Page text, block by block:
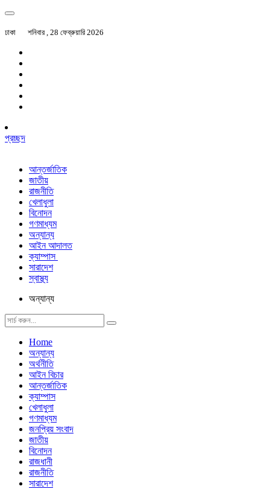
ঢাকা শনিবার , 28 ফেব্রুয়ারি 2026
প্রচ্ছদ
আন্তর্জাতিক
জাতীয়
রাজনীতি
খেলাধুলা
বিনোদন
গণমাধ্যম
অন্যান্য
আইন আদালত
ক্যাম্পাস
সারাদেশ
স্বাস্থ্য
অন্যান্য
Home
অন্যান্য
অর্থনীতি
আইন বিচার
আন্তর্জাতিক
ক্যাম্পাস
খেলাধুলা
গণমাধ্যম
জনপ্রিয় সংবাদ
জাতীয়
বিনোদন
রাজধানী
রাজনীতি
সারাদেশ